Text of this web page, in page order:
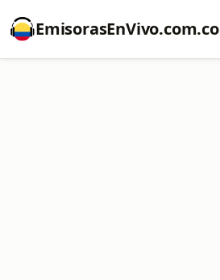
EmisorasEnVivo.com.co